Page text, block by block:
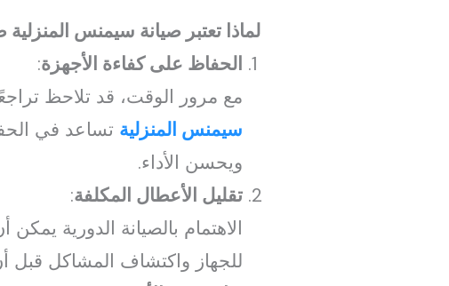
لماذا تعتبر صيانة سيمنس
الحفاظ على كفاءة الأجهزة:
مع مرور الوقت، قد تلاحظ
سيمنس المنزلية تساعد في
ويحسن الأداء.
تقليل الأعطال المكلفة:
الاهتمام بالصيانة الدورية
للجهاز واكتشاف المشاكل قبل